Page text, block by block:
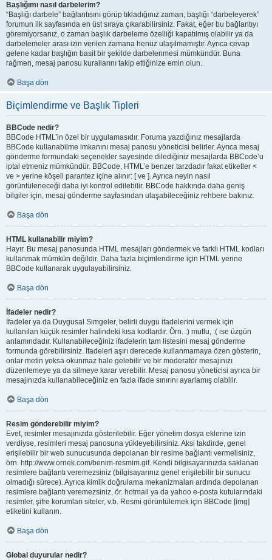
Başlığımı nasıl darbelerim?
“Başlığı darbele” bağlantısını görüp tıkladığınız zaman, başlığı “darbeleyerek”
forumun ilk sayfasında en üst sıraya çıkarabilirsiniz. Fakat, eğer bu bağlantıyı
göremiyorsanız, o zaman başlık darbeleme özelliği kapatılmış olabilir ya da
darbelemeler arası izin verilen zamana henüz ulaşılmamıştır. Ayrıca cevap
gelene kadar başlığın basit bir şekilde darbelenmesi mümkündür. Buna
rağmen, mesaj panosu kurallarını takip ettiğinize emin olun.
Başa dön
Biçimlendirme ve Başlık Tipleri
BBCode nedir?
BBCode HTML’in özel bir uygulamasıdır. Foruma yazdığınız mesajlarda
BBCode kullanabilme imkanını mesaj panosu yöneticisi belirler. Ayrıca mesaj
gönderme formundaki seçenekler sayesinde dilediğiniz mesajlarda BBCode’u
iptal etmeniz mümkündür. BBCode, HTML’e benzer tarzdadır fakat etiketler <
ve > yerine köşeli parantez içine alınır: [ ve ]. Ayrıca neyin nasıl
görüntüleneceği daha iyi kontrol edilebilir. BBCode hakkında daha geniş
bilgiler için, mesaj gönderme sayfasından ulaşabileceğiniz rehbere bakınız.
Başa dön
HTML kullanabilir miyim?
Hayır. Bu mesaj panosunda HTML mesajları göndermek ve farklı HTML kodları
kullanmak mümkün değildir. Daha fazla biçimlendirme için HTML yerine
BBCode kullanarak uygulayabilirsiniz.
Başa dön
İfadeler nedir?
İfadeler ya da Duygusal Simgeler, belirli duygu ifadelerini vermek için
kullanılan küçük resimler halindeki kısa kodlardır. Örn. :) mutlu, :( ise üzgün
anlamındadır. Kullanabileceğiniz ifadelerin tam listesini mesaj gönderme
formunda görebilirsiniz. İfadeleri aşırı derecede kullanmamaya özen gösterin,
onlar metin yoksa okunmaz hale gelebilir ve bir moderatör mesajınızı
düzenlemeye ya da silmeye karar verebilir. Mesaj panosu yöneticisi ayrıca bir
mesajınızda kullanabileceğiniz en fazla ifade sınırını ayarlamış olabilir.
Başa dön
Resim gönderebilir miyim?
Evet, resimler mesajınızda gösterilebilir. Eğer yönetim dosya eklerine izin
verdiyse, resimleri mesaj panosuna yükleyebilirsiniz. Aksi takdirde, genel
erişilebilir bir web sunucusunda depolanan bir resime bağlantı vermelisiniz,
örn. http://www.ornek.com/benim-resmim.gif. Kendi bilgisayarınızda saklanan
resimlere bağlantı veremezsiniz (bilgisayarınız genel erişilebilir bir sunucu
olmadığı sürece). Ayrıca kimlik doğrulama mekanizmaları ardında depolanan
resimlere bağlantı veremezsiniz, ör. hotmail ya da yahoo e-posta kutularındaki
resimler, şifre korumları siteler, v.b. Resmi görüntülemek için BBCode [img]
etiketini kullanın.
Başa dön
Global duyurular nedir?